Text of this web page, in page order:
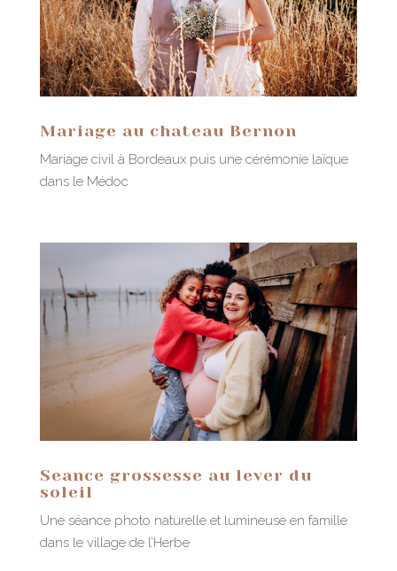
Mariage au chateau Bernon
Mariage civil à Bordeaux puis une cérémonie laïque
dans le Médoc
Seance grossesse au lever du
soleil
Une séance photo naturelle et lumineuse en famille
dans le village de l’Herbe